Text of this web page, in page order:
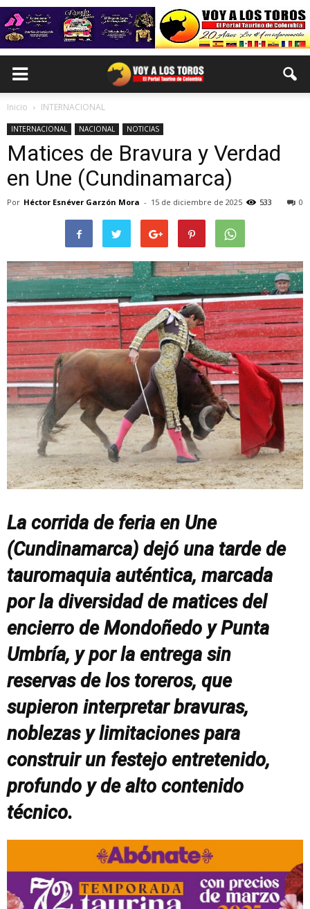
Inicio INTERNACIONAL
INTERNACIONAL NACIONAL NOTICIAS
Matices de Bravura y Verdad
en Une (Cundinamarca)
Por Héctor Esnéver Garzón Mora - 15 de diciembre de 2025 0
533
La corrida de feria en Une
(Cundinamarca) dejó una tarde de
tauromaquia auténtica, marcada
por la diversidad de matices del
encierro de Mondoñedo y Punta
Umbría, y por la entrega sin
reservas de los toreros, que
supieron interpretar bravuras,
noblezas y limitaciones para
construir un festejo entretenido,
profundo y de alto contenido
técnico.